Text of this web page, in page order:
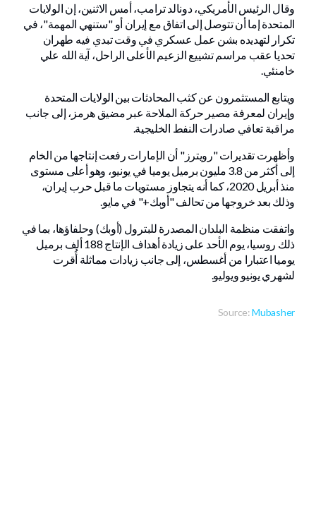
وقال الرئيس الأمريكي، دونالد ترامب، أمس الاثنين، إن الولايات
المتحدة إما أن تتوصل إلى اتفاق مع إيران أو "ستنهي المهمة"، في
تكرار لتهديده بشن عمل عسكري في وقت تبدي فيه طهران
تحديا عقب مراسم تشييع الزعيم الأعلى الراحل، آية الله علي
خامنئي.
ويتابع المستثمرون عن كثب المحادثات بين الولايات المتحدة
وإيران لمعرفة مصير حركة الملاحة عبر مضيق هرمز، إلى جانب
مراقبة تعافي صادرات النفط الخليجية.
وأظهرت تقديرات "رويترز" أن الإمارات رفعت إنتاجها من الخام
إلى أكثر من 3.8 مليون برميل يوميا في يونيو، وهو أعلى مستوى
منذ أبريل 2020، كما أنه يتجاوز مستويات ما قبل حرب إيران،
وذلك بعد خروجها من تحالف "أوبك+" في مايو.
واتفقت منظمة البلدان المصدرة للبترول (أوبك) وحلفاؤها، بما في
ذلك روسيا، يوم الأحد على زيادة أهداف الإنتاج 188 ألف برميل
يوميا اعتبارا من أغسطس، إلى جانب زيادات مماثلة أُقرت
لشهري يونيو ويوليو.
Source:Mubasher